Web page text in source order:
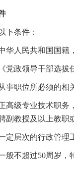
下条件：
华人民共和国国籍
党政领导干部选
事职位所必须的
高级专业技术职
副教授及以上教职
定层次的行政管
般不超过50周岁，